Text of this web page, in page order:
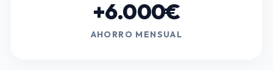
+6.000€
AHORRO MENSUAL